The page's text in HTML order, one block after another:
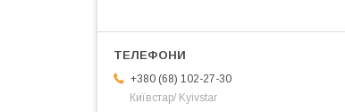
+380 (68) 102-27-30
Київстар/ Kyivstar